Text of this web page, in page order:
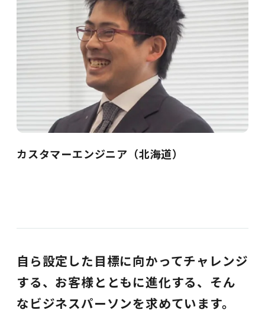
カスタマーエンジニア（北海道）
自ら設定した目標に向かってチャレンジ
する、お客様とともに進化する、そん
なビジネスパーソンを求めています。